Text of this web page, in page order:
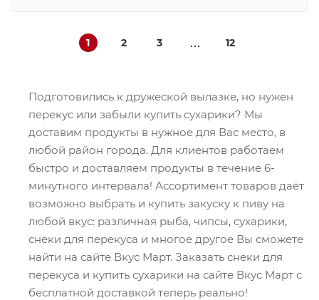
1 2 3 12
Подготовились к дружеской вылазке, но нужен
перекус или забыли купить сухарики? Мы
доставим продукты в нужное для Вас место, в
любой район города. Для клиентов работаем
быстро и доставляем продукты в течение 6-
минутного интервала! Ассортимент товаров даёт
возможно выбрать и купить закуску к пиву на
любой вкус: различная рыба, чипсы, сухарики,
снеки для перекуса и многое другое Вы сможете
найти на сайте Вкус Март. Заказать снеки для
перекуса и купить сухарики на сайте Вкус Март с
бесплатной доставкой теперь реально!